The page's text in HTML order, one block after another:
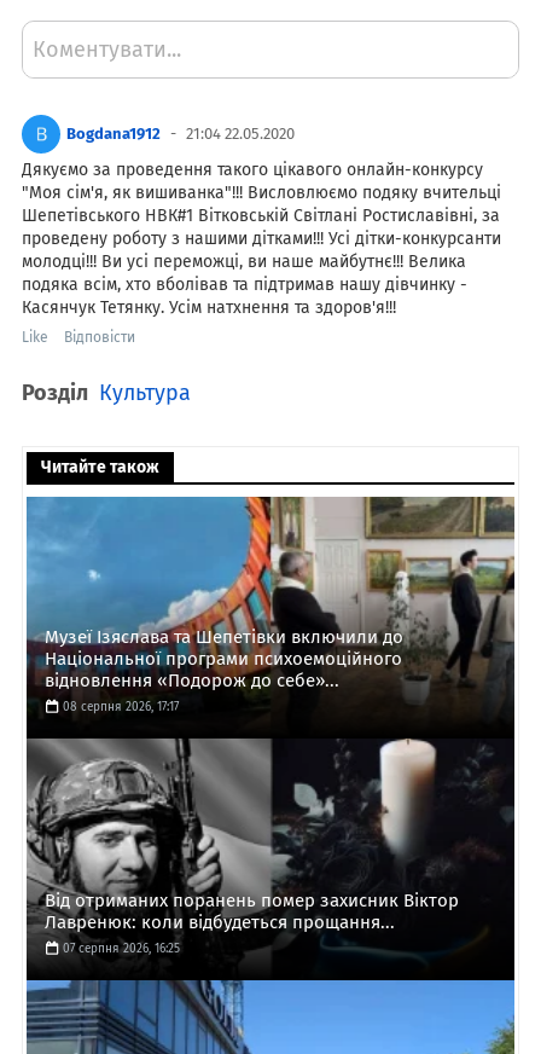
Коментувати...
Bogdana1912 21:04 22.05.2020
Дякуємо за проведення такого цікавого онлайн-конкурсу
"Моя сім'я, як вишиванка"!!! Висловлюємо подяку вчительці
Шепетівського НВК#1 Вітковській Світлані Ростиславівні, за
проведену роботу з нашими дітками!!! Усі дітки-конкурсанти
молодці!!! Ви усі переможці, ви наше майбутнє!!! Велика
подяка всім, хто вболівав та підтримав нашу дівчинку -
Касянчук Тетянку. Усім натхнення та здоров'я!!!
Like Відповісти
Розділ Культура
Читайте також
Музеї Ізяслава та Шепетівки включили до
Національної програми психоемоційного
відновлення «Подорож до себе»...
08 серпня 2026, 17:17
Від отриманих поранень помер захисник Віктор
Лавренюк: коли відбудеться прощання...
07 серпня 2026, 16:25